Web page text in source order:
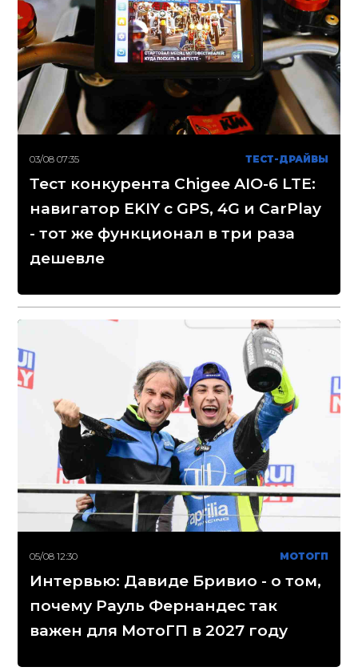
03/08 07:35 ТЕСТ-ДРАЙВЫ
Тест конкурента Chigee AIO-6 LTE:
навигатор EKIY с GPS, 4G и CarPlay
- тот же функционал в три раза
дешевле
05/08 12:30 МОТОГП
Интервью: Давиде Бривио - о том,
почему Рауль Фернандес так
важен для МотоГП в 2027 году